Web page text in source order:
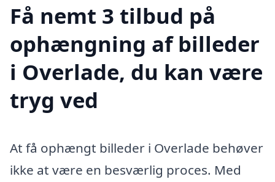
Få nemt 3 tilbud på
ophængning af billeder
i Overlade, du kan være
tryg ved
At få ophængt billeder i Overlade behøver
ikke at være en besværlig proces. Med